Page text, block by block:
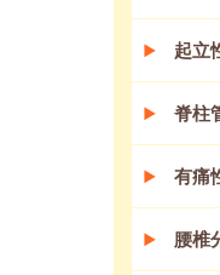
起立
脊柱
有痛
腰椎